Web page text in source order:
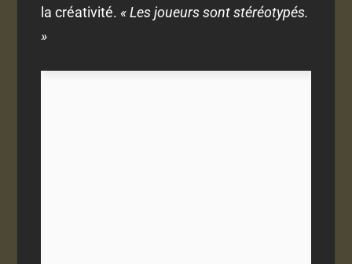
la créativité.« Les joueurs sont stéréotypés.
»